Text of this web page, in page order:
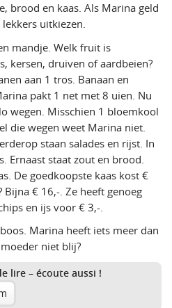
brood en kaas. Als Marina geld
uitkiezen.
mandje. Welk fruit is
kersen, druiven of aardbeien?
aan 1 tros. Banaan en
pakt 1 net met 8 uien. Nu
wegen. Misschien 1 bloemkool
die wegen weet Marina niet.
staan salades en rijst. In
Ernaast staat zout en brood.
De goedkoopste kaas kost €
Bijna € 16,-. Ze heeft genoeg
en ijs voor € 3,-.
Marina heeft iets meer dan
niet blij?
lire – écoute aussi !